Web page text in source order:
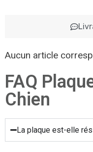
Aucun article
FAQ
Chien
La plaque est-elle